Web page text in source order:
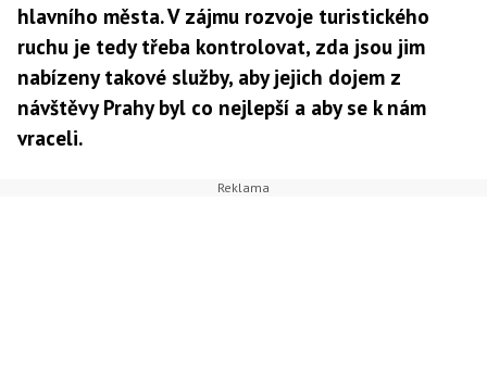
hlavního města. V zájmu rozvoje turistického
ruchu je tedy třeba kontrolovat, zda jsou jim
nabízeny takové služby, aby jejich dojem z
návštěvy Prahy byl co nejlepší a aby se k nám
vraceli.